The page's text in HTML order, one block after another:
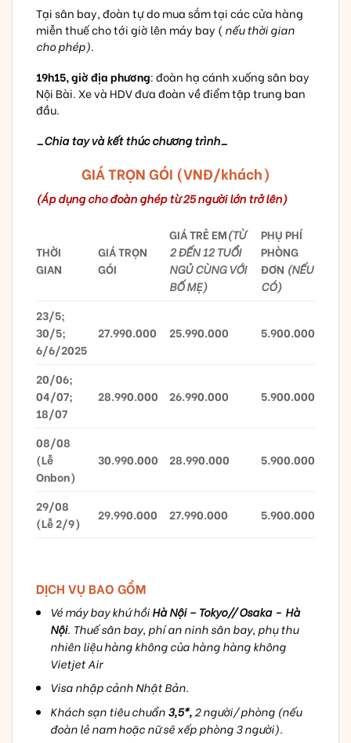
Tại sân bay, đoàn tự do mua sắm tại các cửa hàng
miễn thuế cho tới giờ lên máy bay (nếu thời gian
cho phép).
19h15,giờ địa phương: đoàn hạ cánh xuống sân bay
Nội Bài. Xe và HDV đưa đoàn về điểm tập trung ban
đầu.
_Chia tay và kết thúc chương trình_
GIÁ TRỌN GÓI (VNĐ/khách)
(Áp dụng cho đoàn ghép từ 25 người lớn trở lên)
THỜI
GIAN
GIÁ TRỌN
GÓI
GIÁ TRẺ EM(TỪ
2 ĐẾN 12 TUỔI
NGỦ CÙNG VỚI
BỐ MẸ)
PHỤ PHÍ
PHÒNG
ĐƠN (NẾU
CÓ)
23/5;
30/5;
6/6/2025
27.990.000 25.990.000 5.900.000
20/06;
04/07;
18/07
28.990.000 26.990.000 5.900.000
08/08
(Lễ
Onbon)
30.990.000 28.990.000 5.900.000
29/08
(Lễ 2/9)
29.990.000 27.990.000 5.900.000
DỊCH VỤ BAO GỒM
Vé máy bay khứ hồiHà Nội – Tokyo// Osaka - Hà
Nội. Thuế sân bay, phí an ninh sân bay, phụ thu
nhiên liệu hàng không của hàng hàng không
Vietjet Air
Visa nhập cảnh Nhật Bản.
Khách sạn tiêu chuẩn3,5*,2 người/ phòng (nếu
đoàn lẻ nam hoặc nữ sẽ xếp phòng 3 người).